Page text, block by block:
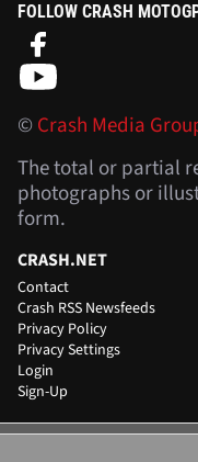
FOLLOW CRASH
©Crash Media
The total or partial
photographs or
form.
CRASH.NET
Contact
Crash RSS Newsfeeds
Privacy Policy
Privacy Settings
Login
Sign-Up